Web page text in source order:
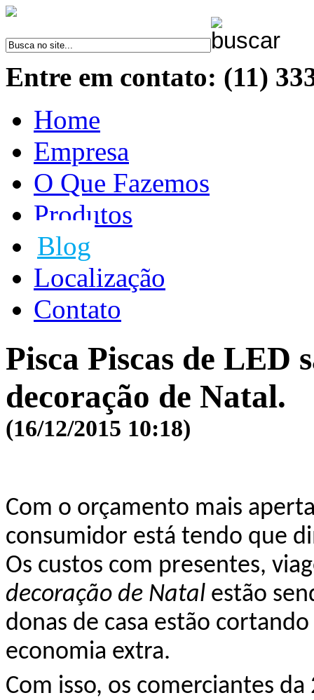
Entre em contato: (11)
Home
Empresa
O Que Fazemos
Produtos
Blog
Localização
Contato
Pisca Piscas de LED
decoração de Natal.
(16/12/2015 10:18)
Com o orçamento mais
consumidor está tendo que
Os custos com presentes,
decoração de Natal estão
donas de casa estão
economia extra.
Com isso, os comerciantes da